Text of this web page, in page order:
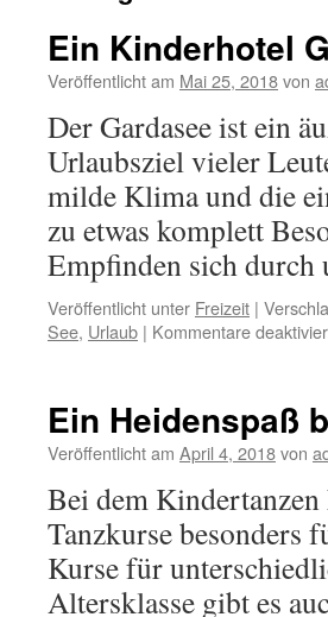
Ein Kinderhotel
Veröffentlicht am Mai 25, 2018von
Der Gardasee ist ein
Urlaubsziel vieler
milde Klima und die
zu etwas komplett
Empfinden sich
Veröffentlicht unter Freizeit |
See, Urlaub | Kommentare
Ein Heidenspaß
Veröffentlicht am April 4, 2018von
Bei dem Kindertanzen
Tanzkurse besonders
Kurse für
Altersklasse gibt es